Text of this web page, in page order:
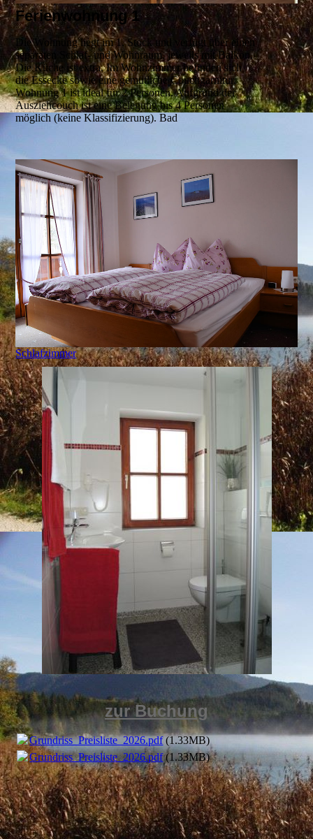
Ferienwohnung 1
Die Wohnung liegt im 1. Stock und verfügt über einen
separaten Schlaf- und Wohnraum, jeweils mit Balkon.
Die Küche ist extra. Im Wohnzimmer befinden sich
die Essecke sowie eine gemütliche Couchgarnitur.
Wohnung 1 ist ideal für 2 Personen. Aufgrund der
Ausziehcouch ist eine Belegung bis 4 Personen
möglich (keine Klassifizierung). Bad
Schlafzimmer
zur Buchung
Grundriss_Preisliste_2026.pdf(1.33MB)
Grundriss_Preisliste_2026.pdf(1.33MB)